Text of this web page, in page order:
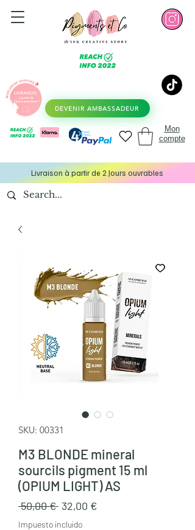
DEVENIR AMBASSADEUR
Mon
compte
Livraison à partir de 2 Jours ouvrables
SKU: 00331
M3 BLONDE mineral
sourcils pigment 15 ml
(OPIUM LIGHT) AS
50,00 € Precio
32,00 €Precio
Impuesto incluido